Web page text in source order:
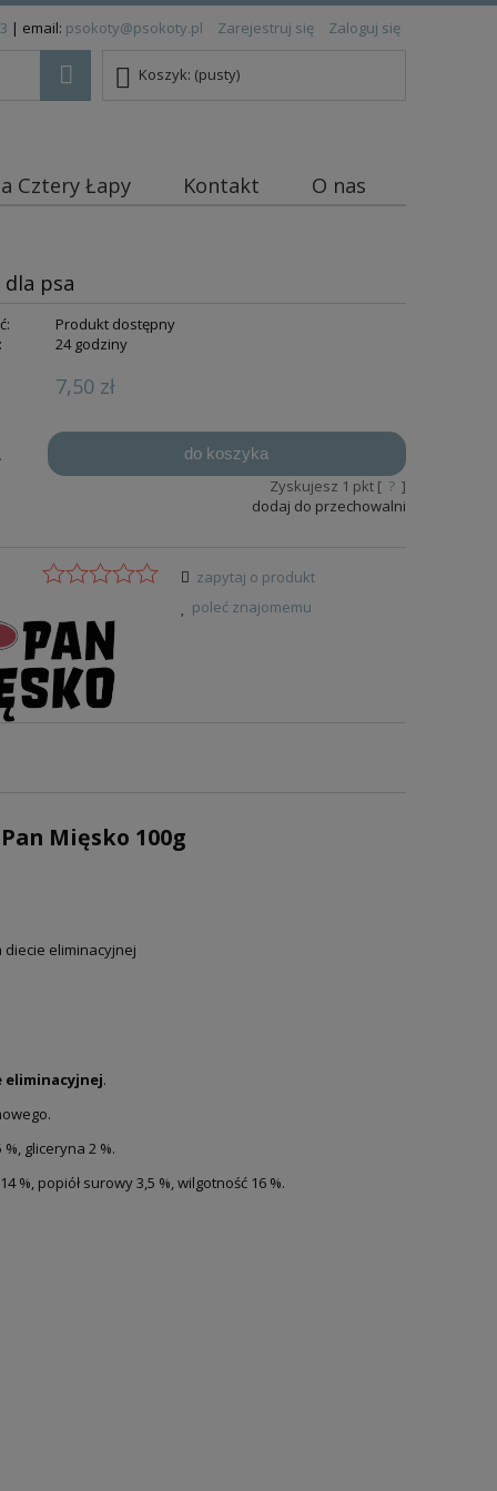
| email: psokoty@psokoty.pl Zarejestruj się Zaloguj się
Koszyk: (pusty)
Cztery Łapy Kontakt
O nas
dla psa
Produkt dostępny
24 godziny
7,50 zł
do koszyka
Zyskujesz 1 pkt [ ? ]
dodaj do przechowalni
zapytaj o produkt
poleć znajomemu
Mięsko 100g
diecie eliminacyjnej
eliminacyjnej.
gliceryna 2 %.
%, popiół surowy 3,5 %, wilgotność 16 %.